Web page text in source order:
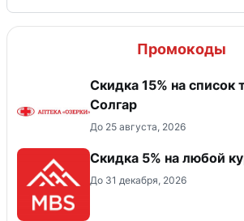
Промокоды
Скидка 15% на список
Солгар
До 25 августа, 2026
Скидка 5% на любой
До 31 декабря, 2026